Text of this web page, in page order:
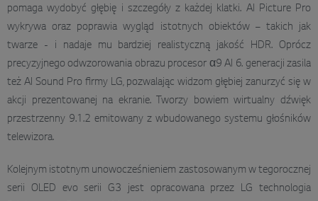
pomaga wydobyć głębię i szczegóły z każdej klatki. AI Picture Pro
wykrywa oraz poprawia wygląd istotnych obiektów – takich jak
twarze - i nadaje mu bardziej realistyczną jakość HDR. Oprócz
precyzyjnego odwzorowania obrazu procesor α9 AI 6. generacji zasila
też AI Sound Pro firmy LG, pozwalając widzom głębiej zanurzyć się w
akcji prezentowanej na ekranie. Tworzy bowiem wirtualny dźwięk
przestrzenny 9.1.2 emitowany z wbudowanego systemu głośników
telewizora.
Kolejnym istotnym unowocześnieniem zastosowanym w tegorocznej
serii OLED evo serii G3 jest opracowana przez LG technologia